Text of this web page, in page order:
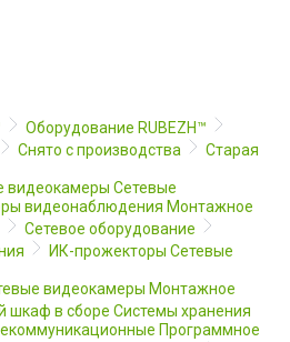
Оборудование RUBEZH™
Снято с производства
Старая
видеокамеры Сетевые
видеонаблюдения Монтажное
Сетевое оборудование
ИК-прожекторы Сетевые
видеокамеры Монтажное
шкаф в сборе Системы хранения
Программное